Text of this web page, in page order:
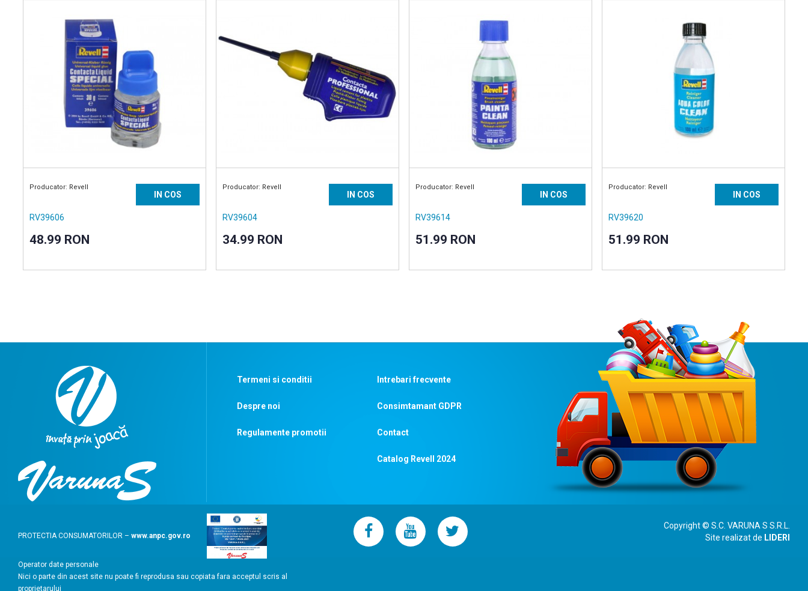
Producator: Revell
RV39606
48.99 RON
IN COS
Producator: Revell
RV39604
34.99 RON
IN COS
Producator: Revell
RV39614
51.99 RON
IN COS
Producator: Revell
RV39620
51.99 RON
IN COS
Intrebari frecvente
Termeni si conditii
Consimtamant GDPR
Despre noi
Contact
Regulamente promotii
Catalog Revell 2024
PROTECTIA CONSUMATORILOR – www.anpc.gov.ro
Operator date personale
Nici o parte din acest site nu poate fi reprodusa sau copiata fara acceptul scris al
proprietarului
Copyright © S.C. VARUNA S S.R.L.
Site realizat de LIDERI